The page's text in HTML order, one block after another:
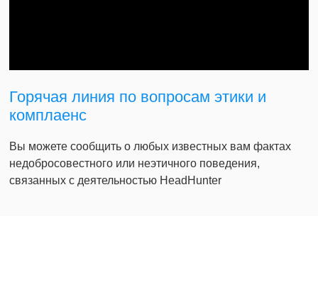
Горячая линия по вопросам этики и
комплаенс
Вы можете сообщить о любых известных вам фактах
недобросовестного или неэтичного поведения,
связанных с деятельностью HeadHunter